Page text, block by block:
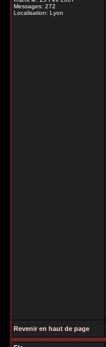
Messages: 272
Localisation: Lyon
Revenir en haut de page